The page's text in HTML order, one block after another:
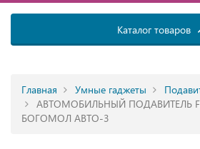
Каталог товаров
Главная Умные гаджеты
АВТОМОБИЛЬНЫЙ ПОДАВИТЕЛЬ
БОГОМОЛ АВТО-3